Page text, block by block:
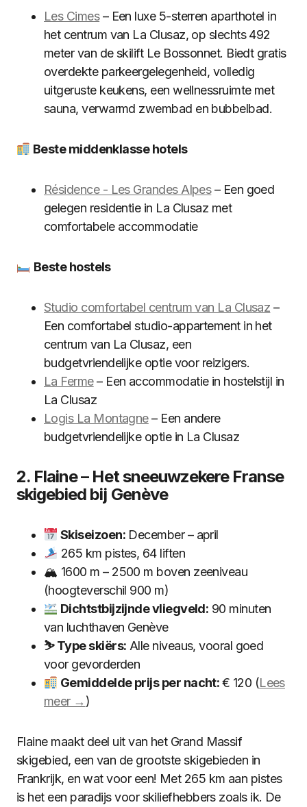
Les Cimes– Een luxe 5-sterren aparthotel in
het centrum van La Clusaz, op slechts 492
meter van de skilift Le Bossonnet. Biedt gratis
overdekte parkeergelegenheid, volledig
uitgeruste keukens, een wellnessruimte met
sauna, verwarmd zwembad en bubbelbad.
Beste middenklasse hotels
Résidence - Les Grandes Alpes– Een goed
gelegen residentie in La Clusaz met
comfortabele accommodatie
Beste hostels
Studio comfortabel centrum van La Clusaz –
Een comfortabel studio-appartement in het
centrum van La Clusaz, een
budgetvriendelijke optie voor reizigers.
La Ferme– Een accommodatie in hostelstijl in
La Clusaz
Logis La Montagne– Een andere
budgetvriendelijke optie in La Clusaz
2. Flaine – Het sneeuwzekere Franse
skigebied bij Genève
Skiseizoen: December – april
265 km pistes, 64 liften
🏔 1600 m – 2500 m boven zeeniveau
(hoogteverschil 900 m)
Dichtstbijzijnde vliegveld: 90 minuten
van luchthaven Genève
⛷ Type skiërs: Alle niveaus, vooral goed
voor gevorderden
Gemiddelde prijs per nacht:€ 120 (Lees
meer →)
Flaine maakt deel uit van het Grand Massif
skigebied, een van de grootste skigebieden in
Frankrijk, en wat voor een! Met 265 km aan pistes
is het een paradijs voor skiliefhebbers zoals ik. De